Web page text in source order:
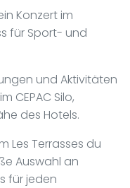
Konzert im
für Sport- und
und Aktivitäten
CEPAC Silo,
des Hotels.
Les Terrasses du
Auswahl an
für jeden